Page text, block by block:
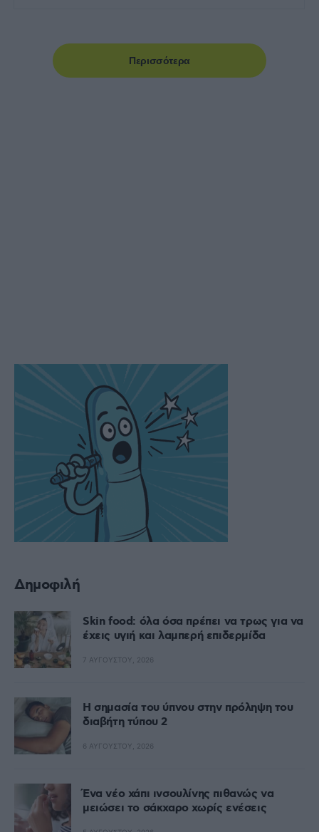
Περισσότερα
Δημοφιλή
Skin food: όλα όσα πρέπει να τρως για να
έχεις υγιή και λαμπερή επιδερμίδα
7 ΑΥΓΟΎΣΤΟΥ, 2026
Η σημασία του ύπνου στην πρόληψη του
διαβήτη τύπου 2
6 ΑΥΓΟΎΣΤΟΥ, 2026
Ένα νέο χάπι ινσουλίνης πιθανώς να
μειώσει το σάκχαρο χωρίς ενέσεις